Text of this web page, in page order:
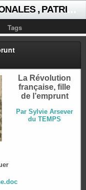
Tags
La Révolution
française, fille
de l’emprunt
Par Sylvie Arsever
du TEMPS